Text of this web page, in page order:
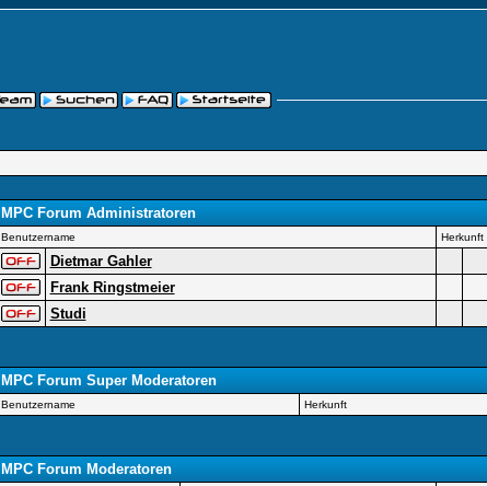
MPC Forum Administratoren
Benutzername Herkunft
Dietmar Gahler
Frank Ringstmeier
Studi
MPC Forum Super Moderatoren
Benutzername Herkunft
MPC Forum Moderatoren